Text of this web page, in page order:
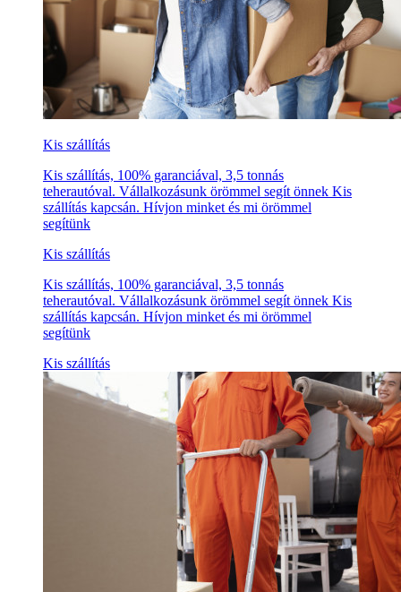
Kis szállítás
Kis szállítás, 100% garanciával, 3,5 tonnás
teherautóval. Vállalkozásunk örömmel segít önnek Kis
szállítás kapcsán. Hívjon minket és mi örömmel
segítünk
Kis szállítás
Kis szállítás, 100% garanciával, 3,5 tonnás
teherautóval. Vállalkozásunk örömmel segít önnek Kis
szállítás kapcsán. Hívjon minket és mi örömmel
segítünk
Kis szállítás